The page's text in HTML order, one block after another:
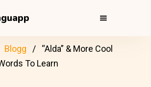
Blogg
“Alda” & More Cool
To Learn